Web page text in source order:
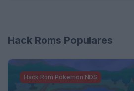
Hack Roms Populares
Hack Rom Pokemon NDS